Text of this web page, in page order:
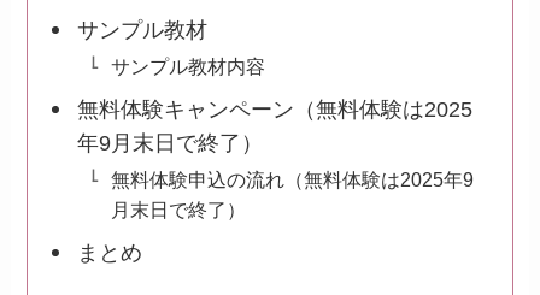
サンプル教材
サンプル教材内容
無料体験キャンペーン（無料体験は2025
年9月末日で終了）
無料体験申込の流れ（無料体験は2025年9
月末日で終了）
まとめ